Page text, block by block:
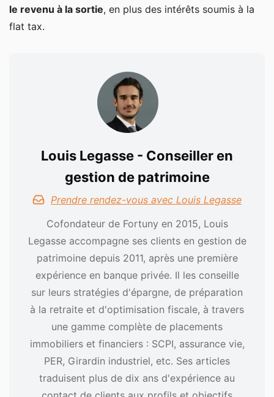
le revenu à la sortie, en plus des intérêts soumis à la
flat tax.
Louis Legasse - Conseiller en
gestion de patrimoine
Prendre rendez-vous avec Louis Legasse
Cofondateur de Fortuny en 2015, Louis
Legasse accompagne ses clients en gestion de
patrimoine depuis 2011, après une première
expérience en banque privée. Il les conseille
sur leurs stratégies d'épargne, de préparation
à la retraite et d'optimisation fiscale, à travers
une gamme complète de placements
immobiliers et financiers : SCPI, assurance vie,
PER, Girardin industriel, etc. Ses articles
traduisent plus de dix ans d'expérience au